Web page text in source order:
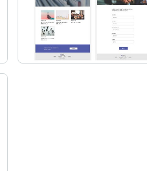
ーディング
とうございます。
」**をテーマに、
。